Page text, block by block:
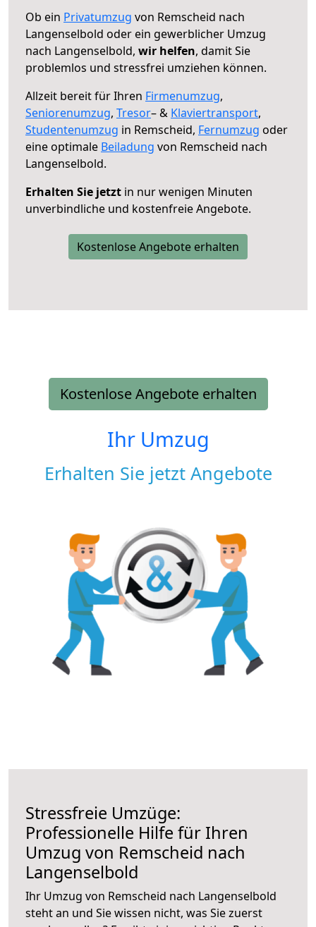
Ob ein Privatumzug von Remscheid nach
Langenselbold oder ein gewerblicher Umzug
nach Langenselbold, wir helfen, damit Sie
problemlos und stressfrei umziehen können.
Allzeit bereit für Ihren Firmenumzug,
Seniorenumzug, Tresor– & Klaviertransport,
Studentenumzug in Remscheid, Fernumzug oder
eine optimale Beiladung von Remscheid nach
Langenselbold.
Erhalten Sie jetzt in nur wenigen Minuten
unverbindliche und kostenfreie Angebote.
Kostenlose Angebote erhalten
Kostenlose Angebote erhalten
Ihr Umzug
Erhalten Sie jetzt Angebote
Stressfreie Umzüge:
Professionelle Hilfe für Ihren
Umzug von Remscheid nach
Langenselbold
Ihr Umzug von Remscheid nach Langenselbold
steht an und Sie wissen nicht, was Sie zuerst